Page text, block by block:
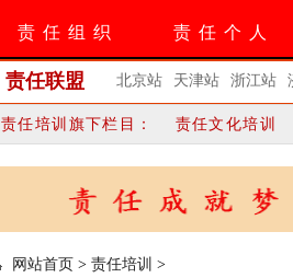
责任组织 责任个人
责任联盟 北京站 天津站 浙江站
责任培训旗下栏目： 责任文化培训
网站首页 > 责任培训 >